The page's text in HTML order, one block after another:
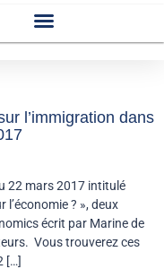
l’immigration dans
22 mars 2017 intitulé
? », deux
écrit par Marine de
Vous trouverez ces
[…]